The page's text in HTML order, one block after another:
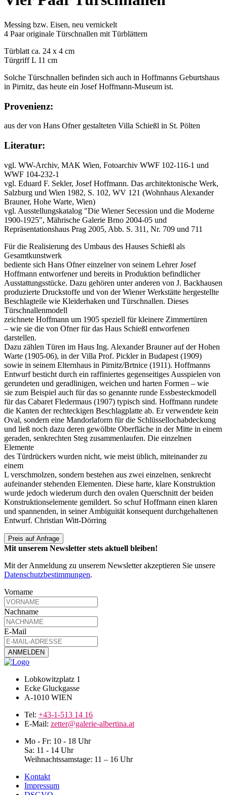
Messing bzw. Eisen, neu vernickelt
4 Paar originale Türschnallen mit Türblättern
Türblatt ca. 24 x 4 cm
Türgriff L 11 cm
Solche Türschnallen befinden sich auch in Hoffmanns Geburtshaus
in Pirnitz, das heute ein Josef Hoffmann-Museum ist.
Provenienz:
aus der von Hans Ofner gestalteten Villa Schießl in St. Pölten
Literatur:
vgl. WW-Archiv, MAK Wien, Fotoarchiv WWF 102-116-1 und
WWF 104-232-1
vgl. Eduard F. Sekler, Josef Hoffmann. Das architektonische Werk,
Salzburg und Wien 1982, S. 102, WV 121 (Wohnhaus Alexander
Brauner, Hohe Warte, Wien)
vgl. Ausstellungskatalog "Die Wiener Secession und die Moderne
1900-1925", Mährische Galerie Brno 2004-05 und
Repräsentationshaus Prag 2005, Abb. S. 311, Nr. 709 und 711
Für die Realisierung des Umbaus des Hauses Schießl als
Gesamtkunstwerk
bediente sich Hans Ofner einzelner von seinem Lehrer Josef
Hoffmann entworfener und bereits in Produktion befindlicher
Ausstattungsstücke. Dazu gehören unter anderen von J. Backhausen
produzierte Druckstoffe und von der Wiener Werkstätte hergestellte
Beschlagteile wie Kleiderhaken und Türschnallen. Dieses
Türschnallenmodell
zeichnete Hoffmann um 1905 speziell für kleinere Zimmertüren
– wie sie die von Ofner für das Haus Schießl entworfenen
darstellen.
Dazu zählen Türen im Haus Ing. Alexander Brauner auf der Hohen
Warte (1905-06), in der Villa Prof. Pickler in Budapest (1909)
sowie in seinem Elternhaus in Pirnitz/Brtnice (1911). Hoffmanns
Entwurf besticht durch ein raffiniertes gegenseitiges Ausspielen von
gerundeten und geradlinigen, weichen und harten Formen – wie
sie zum Beispiel auch für das so genannte runde Essbesteckmodell
für das Cabaret Fledermaus (1907) typisch sind. Hoffmann rundete
die Kanten der rechteckigen Beschlagplatte ab. Er verwendete kein
Oval, sondern eine Mandorlaform für die Schlüssellochabdeckung
und ließ noch dazu deren gewölbte Oberfläche in der Mitte in einem
geraden, senkrechten Steg zusammenlaufen. Die einzelnen
Elemente
des Türdrückers wurden nicht, wie meist üblich, miteinander zu
einem
L verschmolzen, sondern bestehen aus zwei einzelnen, senkrecht
aufeinander stehenden Elementen. Diese harte, klare Konstruktion
wurde jedoch wiederum durch den ovalen Querschnitt der beiden
Konstruktionselemente gemildert. So schuf Hoffmann einen klaren
und spannenden, in seiner Ambiguität konsequent durchgehaltenen
Entwurf. Christian Witt-Dörring
Preis auf Anfrage
Mit unserem Newsletter stets aktuell bleiben!
Mit der Anmeldung zu unserem Newsletter akzeptieren Sie unsere
Datenschutzbestimmungen.
Vorname
Nachname
E-Mail
Lobkowitzplatz 1
Ecke Gluckgasse
A-1010 WIEN
Tel: +43-1-513 14 16
E-Mail: zetter@galerie-albertina.at
Mo - Fr: 10 - 18 Uhr
Sa: 11 - 14 Uhr
Weihnachtssamstage: 11 – 16 Uhr
Kontakt
Impressum